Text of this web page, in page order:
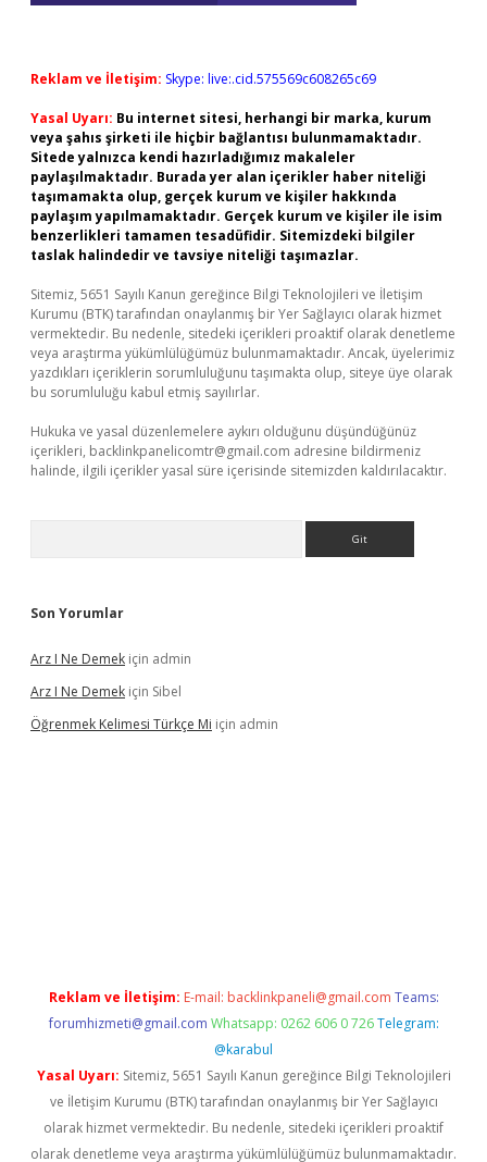
Reklam ve İletişim: Skype: live:.cid.575569c608265c69
Yasal Uyarı: Bu internet sitesi, herhangi bir marka, kurum
veya şahıs şirketi ile hiçbir bağlantısı bulunmamaktadır.
Sitede yalnızca kendi hazırladığımız makaleler
paylaşılmaktadır. Burada yer alan içerikler haber niteliği
taşımamakta olup, gerçek kurum ve kişiler hakkında
paylaşım yapılmamaktadır. Gerçek kurum ve kişiler ile isim
benzerlikleri tamamen tesadüfidir. Sitemizdeki bilgiler
taslak halindedir ve tavsiye niteliği taşımazlar.
Sitemiz, 5651 Sayılı Kanun gereğince Bilgi Teknolojileri ve İletişim
Kurumu (BTK) tarafından onaylanmış bir Yer Sağlayıcı olarak hizmet
vermektedir. Bu nedenle, sitedeki içerikleri proaktif olarak denetleme
veya araştırma yükümlülüğümüz bulunmamaktadır. Ancak, üyelerimiz
yazdıkları içeriklerin sorumluluğunu taşımakta olup, siteye üye olarak
bu sorumluluğu kabul etmiş sayılırlar.
Hukuka ve yasal düzenlemelere aykırı olduğunu düşündüğünüz
içerikleri, backlinkpanelicomtr@gmail.com adresine bildirmeniz
halinde, ilgili içerikler yasal süre içerisinde sitemizden kaldırılacaktır.
Son Yorumlar
Arz I Ne Demek için admin
Arz I Ne Demek için Sibel
Öğrenmek Kelimesi Türkçe Mi için admin
Reklam ve İletişim: E-mail: backlinkpaneli@gmail.com Teams:
forumhizmeti@gmail.com Whatsapp: 0262 606 0 726 Telegram:
@karabul
Yasal Uyarı: Sitemiz, 5651 Sayılı Kanun gereğince Bilgi Teknolojileri
ve İletişim Kurumu (BTK) tarafından onaylanmış bir Yer Sağlayıcı
olarak hizmet vermektedir. Bu nedenle, sitedeki içerikleri proaktif
olarak denetleme veya araştırma yükümlülüğümüz bulunmamaktadır.